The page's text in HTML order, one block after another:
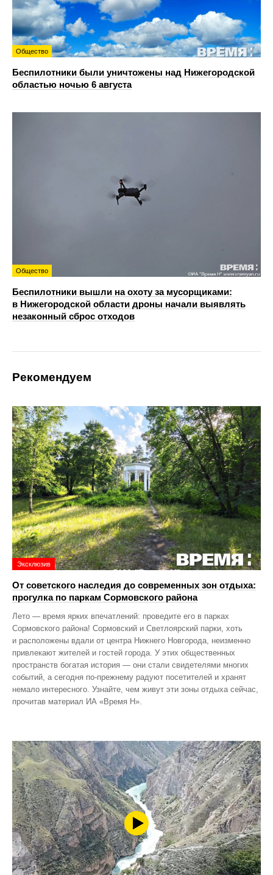
Общество
Беспилотники были уничтожены над Нижегородской
областью ночью 6 августа
Общество
Беспилотники вышли на охоту за мусорщиками:
в Нижегородской области дроны начали выявлять
незаконный сброс отходов
Рекомендуем
Эксклюзив
От советского наследия до современных зон отдыха:
прогулка по паркам Сормовского района
Лето — время ярких впечатлений: проведите его в парках
Сормовского района! Сормовский и Светлоярский парки, хоть
и расположены вдали от центра Нижнего Новгорода, неизменно
привлекают жителей и гостей города. У этих общественных
пространств богатая история — они стали свидетелями многих
событий, а сегодня по‑прежнему радуют посетителей и хранят
немало интересного. Узнайте, чем живут эти зоны отдыха сейчас,
прочитав материал ИА «Время Н».